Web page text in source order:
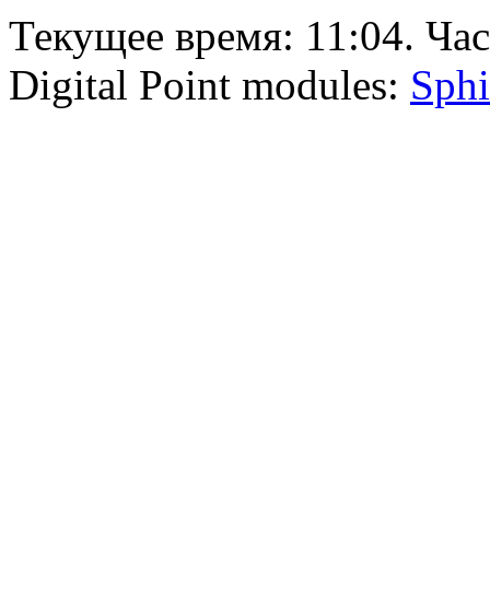
Текущее время: 11:04.
Digital Point modules: